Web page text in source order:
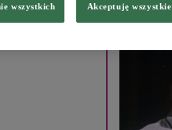
wszystkich Akceptuję wszystkie